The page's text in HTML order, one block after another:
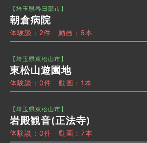
【埼玉県春日部市】
朝倉病院
体験談：2件 動画：6本
【埼玉県東松山市】
東松山遊園地
体験談：0件 動画：1本
【埼玉県東松山市】
岩殿観音(正法寺)
体験談：0件 動画：7本